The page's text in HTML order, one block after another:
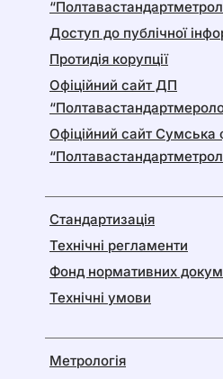
Доступ до публічної
Протидія корупції
Офіційний сайт ДП
Офіційний сайт Сумська
Стандартизація
Технічні регламенти
Фонд нормативних
Технічні умови
Метрологія